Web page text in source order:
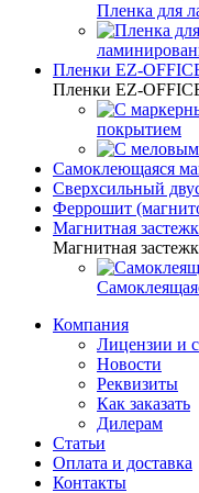
Пленка для
Пленки EZ-
Пленки EZ-
покрытием
Самоклеющаяся
Сверхсильный
Феррошит
Магнитная
Магнитная
Компания
Лицензии и
Новости
Реквизиты
Как заказать
Дилерам
Статьи
Оплата и доставка
Контакты